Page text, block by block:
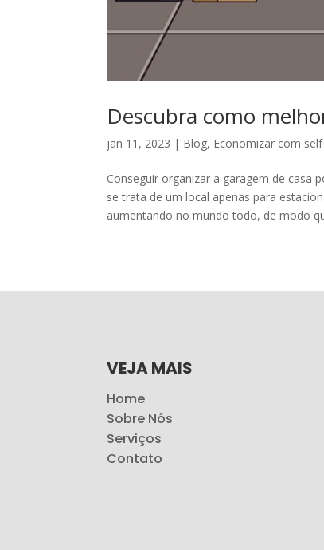
Descubra como
jan 11, 2023 | Blog, Economizar com
Conseguir organizar a garagem de casa
se trata de um local apenas para
aumentando no mundo todo, de modo
VEJA MAIS
Home
Sobre Nós
Serviços
Contato